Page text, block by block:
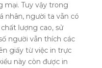
mại. Tuy vậy trong
nhân, người ta vẫn có
lượng cao, sử
người vẫn thích các
giấy từ việc in trực
này còn được in